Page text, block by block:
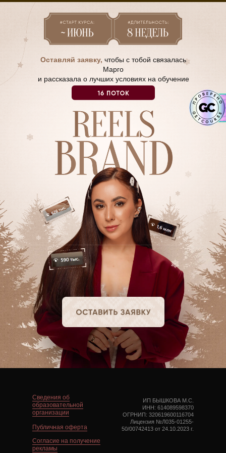
Оставляй заявку, чтобы с тобой связалась
Марго
и рассказала о лучших условиях на обучение
ИП БЫШКОВА М.С.
ИНН: 614089598370
ОГРНИП: 320619600116704
Лицензия №Л035-01255-
50/00742413 от 24.10.2023 г.
Публичная оферта
Сведения об
образовательной
организации
Cогласие на получение
рекламы